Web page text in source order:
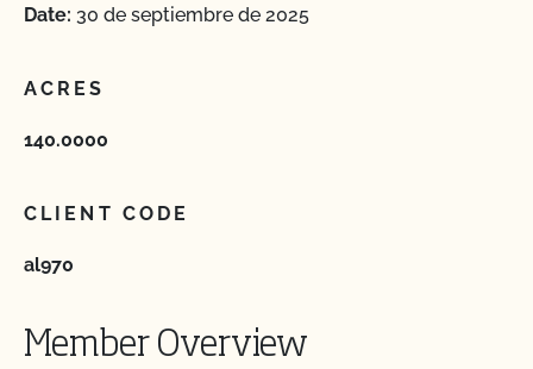
Date: 30 de septiembre de 2025
ACRES
140.0000
CLIENT CODE
al970
Member Overview